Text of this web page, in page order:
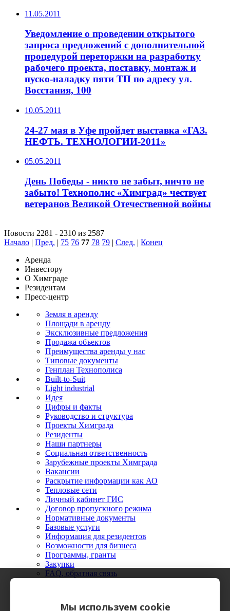
11.05.2011
Уведомление о проведении открытого
запроса предложений с дополнительной
процедурой переторжки на разработку
рабочего проекта, поставку, монтаж и
пуско-наладку пяти ТП по адресу ул.
Восстания, 100
10.05.2011
24-27 мая в Уфе пройдет выставка «ГАЗ.
НЕФТЬ. ТЕХНОЛОГИИ-2011»
05.05.2011
День Победы - никто не забыт, ничто не
забыто! Технополис «Химград» чествует
ветеранов Великой Отечественной войны
Новости 2281 - 2310 из 2587
Начало | Пред. | 75 76 77 78 79 | След. | Конец
Аренда
Инвестору
О Химграде
Резидентам
Пресс-центр
Земля в аренду
Площади в аренду
Эксклюзивные предложения
Продажа объектов
Преимущества аренды у нас
Типовые документы
Генплан Технополиса
Built-to-Suit
Light industrial
Идея
Цифры и факты
Руководство и структура
Проекты Химграда
Резиденты
Наши партнеры
Социальная ответственность
Зарубежные проекты Химграда
Вакансии
Раскрытие информации как АО
Тепловые сети
Личный кабинет ГИС
Договор пропускного режима
Нормативные документы
Базовые услуги
Информация для резидентов
Возможности для бизнеса
Программы, гранты
Закупки
FAQ, обратная связь
Мы используем cookie